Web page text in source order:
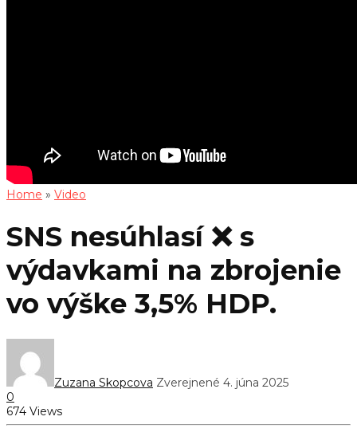
Home » Video
SNS nesúhlasí ❌ s
výdavkami na zbrojenie
vo výške 3,5% HDP.
Zuzana Skopcova Zverejnené 4. júna 2025
0
674 Views